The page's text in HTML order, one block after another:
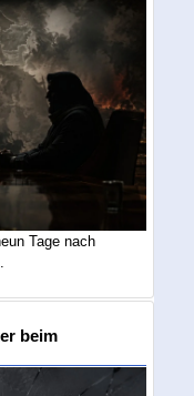
Tage nach
beim